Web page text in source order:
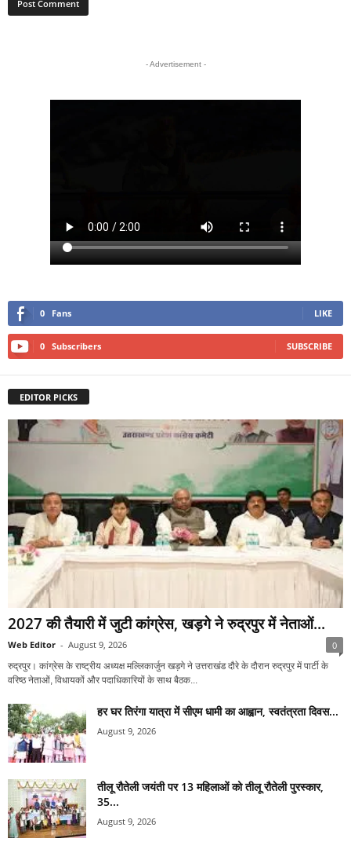
- Advertisement -
0 Fans LIKE
0 Subscribers SUBSCRIBE
EDITOR PICKS
2027 की तैयारी में जुटी कांग्रेस, खड़गे ने रुद्रपुर में नेताओं...
Web Editor - August 9, 2026 0
रुद्रपुर। कांग्रेस के राष्ट्रीय अध्यक्ष मल्लिकार्जुन खड़गे ने उत्तराखंड दौरे के दौरान रुद्रपुर में पार्टी के
वरिष्ठ नेताओं, विधायकों और पदाधिकारियों के साथ बैठक...
हर घर तिरंगा यात्रा में सीएम धामी का आह्वान, स्वतंत्रता दिवस...
August 9, 2026
तीलू रौतेली जयंती पर 13 महिलाओं को तीलू रौतेली पुरस्कार,
35...
August 9, 2026